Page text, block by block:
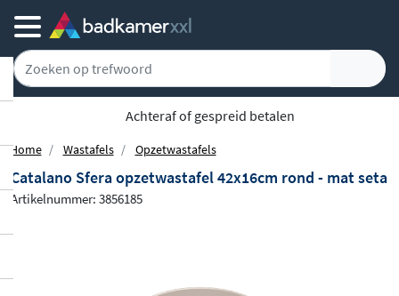
Achteraf of gespreid betalen
Home Wastafels Opzetwastafels
Catalano Sfera opzetwastafel 42x16cm rond - mat seta
Artikelnummer: 3856185